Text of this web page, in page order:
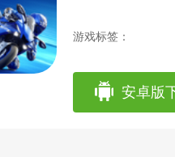
游戏标签：
安卓版